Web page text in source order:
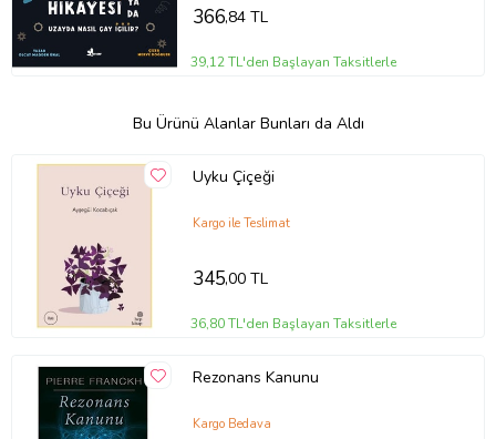
366,84 TL
39,12 TL'den Başlayan Taksitlerle
Bu Ürünü Alanlar Bunları da Aldı
Uyku Çiçeği
Kargo ile Teslimat
345,00 TL
36,80 TL'den Başlayan Taksitlerle
Rezonans Kanunu
Kargo Bedava